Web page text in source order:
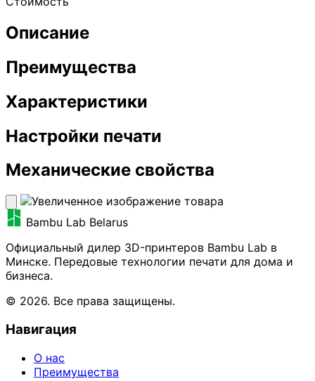
Описание
Преимущества
Характеристики
Настройки печати
Механические свойства
Bambu Lab Belarus
Официальный дилер 3D-принтеров Bambu Lab в
Минске. Передовые технологии печати для дома и
бизнеса.
© 2026. Все права защищены.
Навигация
О нас
Преимущества